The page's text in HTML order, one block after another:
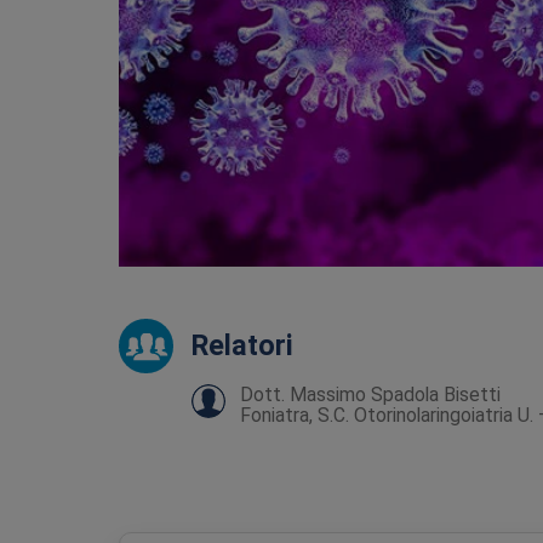
Relatori
Dott. Massimo Spadola Bisetti
Foniatra, S.C. Otorinolaringoiatria